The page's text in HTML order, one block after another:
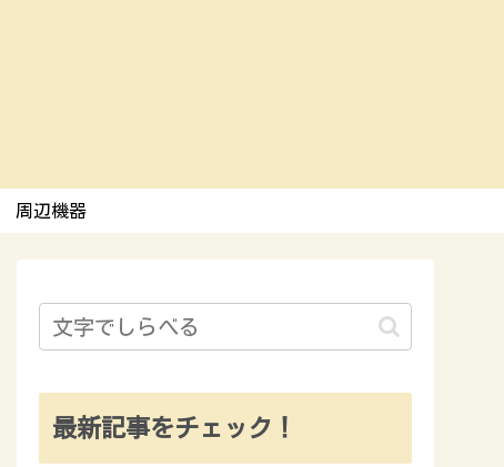
周辺機器
最新記事をチェック！